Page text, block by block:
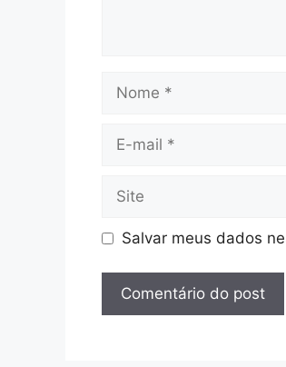
mail
Salvar meus dados